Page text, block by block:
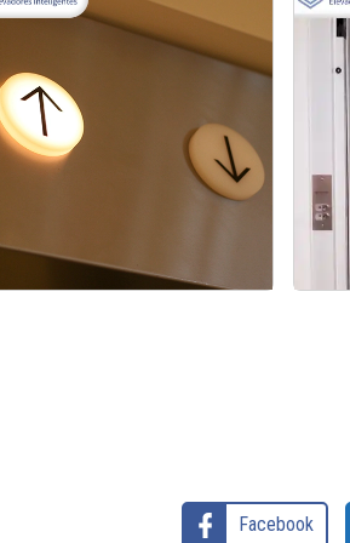
Elevador Monta Carga de Alta
Capacidade
Facebook